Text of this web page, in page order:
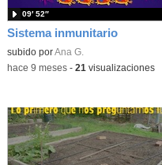
Sistema inmunitario
Contenido educativo.
subido porAna G.
09′ 52″
-hace 9 meses- 21 visualizaciones